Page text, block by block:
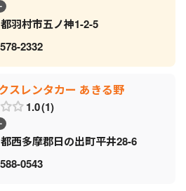
羽村市五ノ神1-2-5
2332
スレンタカー あきる野
1.0 1
西多摩郡日の出町平井28-6
0543